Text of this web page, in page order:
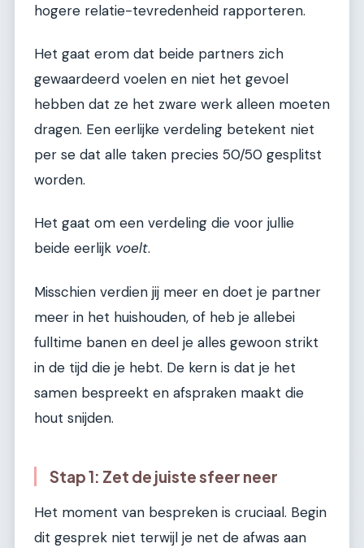
hogere relatie-tevredenheid rapporteren.
Het gaat erom dat beide partners zich
gewaardeerd voelen en niet het gevoel
hebben dat ze het zware werk alleen moeten
dragen. Een eerlijke verdeling betekent niet
per se dat alle taken precies 50/50 gesplitst
worden.
Het gaat om een verdeling die voor jullie
beide eerlijk voelt.
Misschien verdien jij meer en doet je partner
meer in het huishouden, of heb je allebei
fulltime banen en deel je alles gewoon strikt
in de tijd die je hebt. De kern is dat je het
samen bespreekt en afspraken maakt die
hout snijden.
Stap 1: Zet de juiste sfeer neer
Het moment van bespreken is cruciaal. Begin
dit gesprek niet terwijl je net de afwas aan